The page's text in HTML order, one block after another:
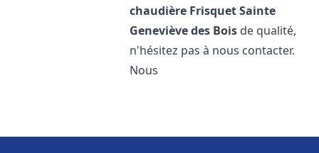
chaudière FrisquetSainte
Geneviève des Bois de qualité,
n'hésitez pas à nous contacter.
Nous